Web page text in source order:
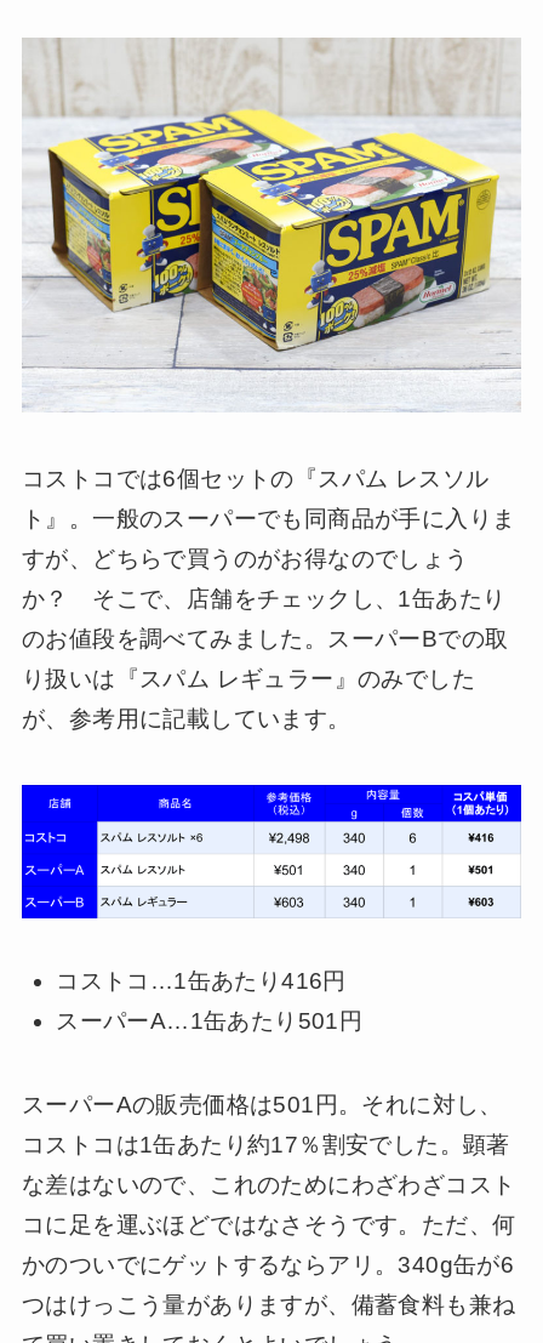
コストコでは6個セットの『スパム レスソル
ト』。一般のスーパーでも同商品が手に入りま
すが、どちらで買うのがお得なのでしょう
か？ そこで、店舗をチェックし、1缶あたり
のお値段を調べてみました。スーパーBでの取
り扱いは『スパム レギュラー』のみでした
が、参考用に記載しています。
コストコ…1缶あたり416円
スーパーA…1缶あたり501円
スーパーAの販売価格は501円。それに対し、
コストコは1缶あたり約17％割安でした。顕著
な差はないので、これのためにわざわざコスト
コに足を運ぶほどではなさそうです。ただ、何
かのついでにゲットするならアリ。340g缶が6
つはけっこう量がありますが、備蓄食料も兼ね